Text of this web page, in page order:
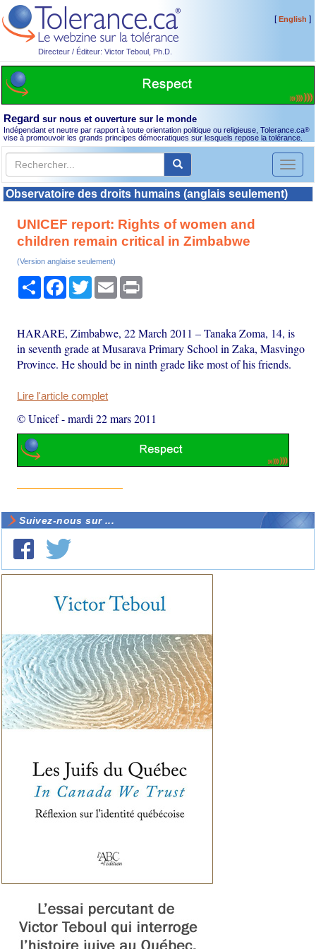
Directeur / Éditeur: Victor Teboul, Ph.D.
[English ]
Regard sur nous et ouverture sur le monde
Indépendant et neutre par rapport à toute orientation politique ou religieuse, Tolerance.ca®
vise à promouvoir les grands principes démocratiques sur lesquels repose la tolérance.
Toggle
Observatoire des droits humains (anglais seulement)
UNICEF report: Rights of women and
children remain critical in Zimbabwe
(Version anglaise seulement)
PartagerFacebook
TwitterEmail
HARARE, Zimbabwe, 22 March 2011 – Tanaka Zoma, 14, is
in seventh grade at Musarava Primary School in Zaka, Masvingo
Province. He should be in ninth grade like most of his friends.
Lire l'article complet
© Unicef-mardi 22 mars 2011
Suivez-nous sur ...